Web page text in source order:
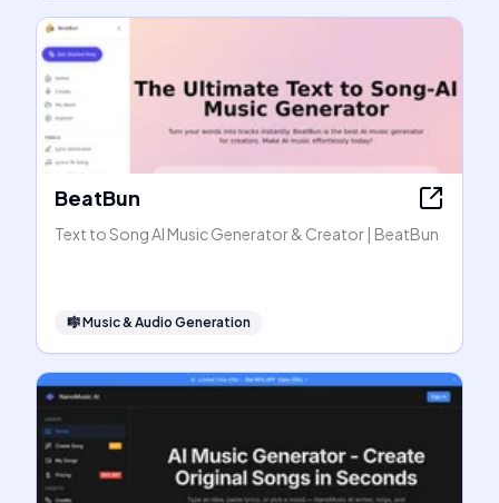
BeatBun
Text to Song AI Music Generator & Creator | BeatBun
🎼Music & Audio Generation